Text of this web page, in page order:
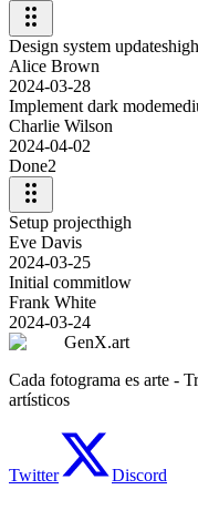
Design system updateshigh
Alice Brown
2024-03-28
Implement dark mode
Charlie Wilson
2024-04-02
Done2
Setup projecthigh
Eve Davis
2024-03-25
Initial commitlow
Frank White
2024-03-24
GenX.art
Cada fotograma es arte -
artísticos
Twitter Discord